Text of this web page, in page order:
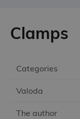
Categories
Valoda
The author
Clamps